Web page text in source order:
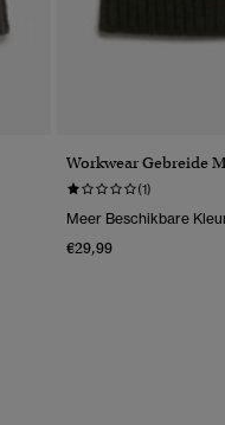
Workwear Gebreide
(1)
Meer Beschikbare
€29,99